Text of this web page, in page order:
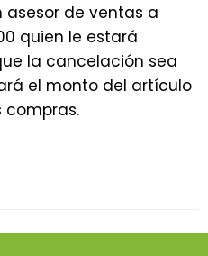
de ventas a
quien le estará
la cancelación sea
el monto del artículo